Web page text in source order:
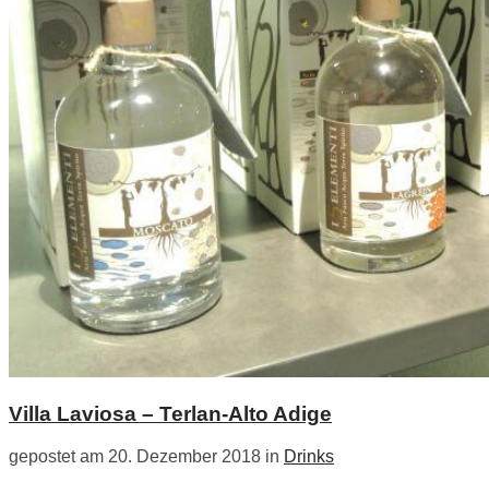
Villa Laviosa – Terlan-Alto Adige
gepostet am 20. Dezember 2018 in Drinks